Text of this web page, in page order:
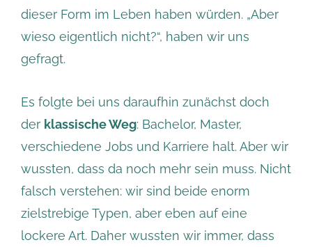
dieser Form im Leben haben würden. „Aber
wieso eigentlich nicht?“, haben wir uns
gefragt.
Es folgte bei uns daraufhin zunächst doch
der klassische Weg: Bachelor, Master,
verschiedene Jobs und Karriere halt. Aber wir
wussten, dass da noch mehr sein muss. Nicht
falsch verstehen: wir sind beide enorm
zielstrebige Typen, aber eben auf eine
lockere Art. Daher wussten wir immer, dass